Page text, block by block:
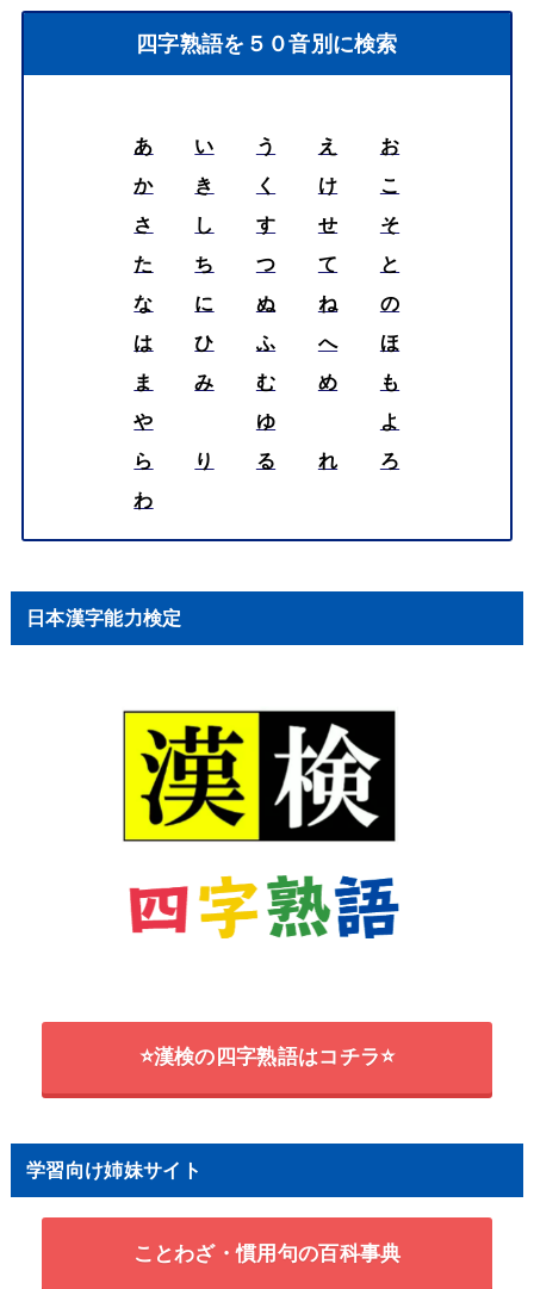
四字熟語を５０音別に検索
あ い う え
お
か
き く け
こ
さ
し す せ
そ
た
ち つ て
と
な
に ぬ ね
の
は
ひ ふ へ
ほ
ま
み む め
も
や
ゆ
よ
ら
り る れ
ろ
わ
日本漢字能力検定
⭐漢検の四字熟語はコチラ⭐
学習向け姉妹サイト
ことわざ・慣用句の百科事典